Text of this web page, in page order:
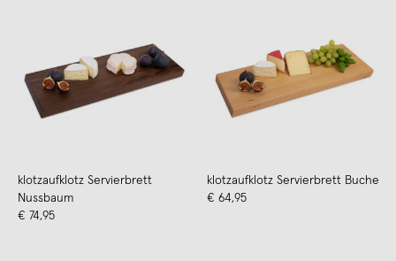
klotzaufklotz Servierbrett
Nussbaum
€ 74,95
klotzaufklotz Servierbrett Buche
€ 64,95